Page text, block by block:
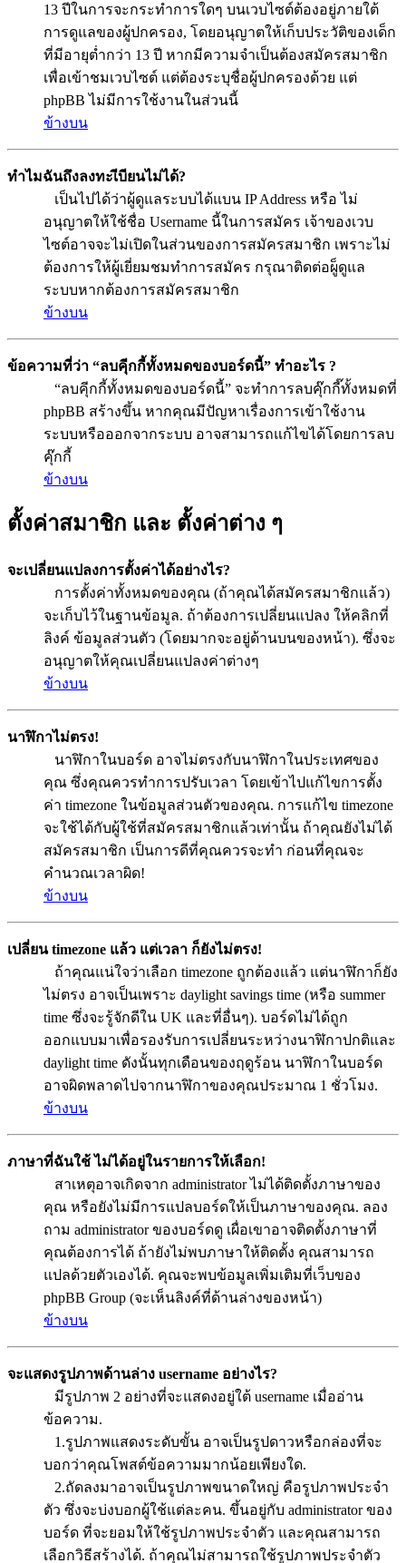
13 ปีในการจะกระทำการใดๆ บนเวบไซต์ต้องอยู่ภายใต้
การดูแลของผู้ปกครอง, โดยอนุญาตให้เก็บประวัติของเด็ก
ที่มีอายุต่ำกว่า 13 ปี หากมีความจำเป็นต้องสมัครสมาชิก
เพื่อเข้าชมเวบไซต์ แต่ต้องระบุชื่อผู้ปกครองด้วย แต่
phpBB ไม่มีการใช้งานในส่วนนี้
ข้างบน
ทำไมฉันถึงลงทะเีบียนไม่ได้?
เป็นไปได้ว่าผู้ดูแลระบบได้แบน IP Address หรือ ไม่
อนุญาตให้ใช้ชื่อ Username นี้ในการสมัคร เจ้าของเวบ
ไซต์อาจจะไม่เปิดในส่วนของการสมัครสมาชิก เพราะไม่
ต้องการให้ผู้เยี่ยมชมทำการสมัคร กรุณาติดต่อผู็ดูแล
ระบบหากต้องการสมัครสมาชิก
ข้างบน
ข้อความที่ว่า “ลบคุีกกี้ทั้งหมดของบอร์ดนี้” ทำอะไร ?
“ลบคุีกกี้ทั้งหมดของบอร์ดนี้” จะทำการลบคุ๊กกี๊ทั้งหมดที่
phpBB สร้างขึ้น หากคุณมีปัญหาเรื่องการเข้าใช้งาน
ระบบหรือออกจากระบบ อาจสามารถแก้ไขได้โดยการลบ
คุ๊กกี้
ข้างบน
ตั้งค่าสมาชิก และ ตั้งค่าต่าง ๆ
จะเปลี่ยนแปลงการตั้งค่าได้อย่างไร?
การตั้งค่าทั้งหมดของคุณ (ถ้าคุณได้สมัครสมาชิกแล้ว)
จะเก็บไว้ในฐานข้อมูล. ถ้าต้องการเปลี่ยนแปลง ให้คลิกที่
ลิงค์ ข้อมูลส่วนตัว (โดยมากจะอยู่ด้านบนของหน้า). ซึ่งจะ
อนุญาตให้คุณเปลี่ยนแปลงค่าต่างๆ
ข้างบน
นาฬิกาไม่ตรง!
นาฬิกาในบอร์ด อาจไม่ตรงกับนาฬิกาในประเทศของ
คุณ ซึ่งคุณควรทำการปรับเวลา โดยเข้าไปแก้ไขการตั้ง
ค่า timezone ในข้อมูลส่วนตัวของคุณ. การแก้ไข timezone
จะใช้ได้กับผู้ใช้ที่สมัครสมาชิกแล้วเท่านั้น ถ้าคุณยังไม่ได้
สมัครสมาชิก เป็นการดีที่คุณควรจะทำ ก่อนที่คุณจะ
คำนวณเวลาผิด!
ข้างบน
เปลี่ยน timezone แล้ว แต่เวลา ก็ยังไม่ตรง!
ถ้าคุณแน่ใจว่าเลือก timezone ถูกต้องแล้ว แต่นาฬิกาก็ยัง
ไม่ตรง อาจเป็นเพราะ daylight savings time (หรือ summer
time ซึ่งจะรู้จักดีใน UK และที่อื่นๆ). บอร์ดไม่ได้ถูก
ออกแบบมาเพื่อรองรับการเปลี่ยนระหว่างนาฬิกาปกติและ
daylight time ดังนั้นทุกเดือนของฤดูร้อน นาฬิกาในบอร์ด
อาจผิดพลาดไปจากนาฬิกาของคุณประมาณ 1 ชั่วโมง.
ข้างบน
ภาษาที่ฉันใช้ ไม่ได้อยู่ในรายการให้เลือก!
สาเหตุอาจเกิดจาก administrator ไม่ได้ติดตั้งภาษาของ
คุณ หรือยังไม่มีการแปลบอร์ดให้เป็นภาษาของคุณ. ลอง
ถาม administrator ของบอร์ดดู เผื่อเขาอาจติดตั้งภาษาที่
คุณต้องการได้ ถ้ายังไม่พบภาษาให้ติดตั้ง คุณสามารถ
แปลด้วยตัวเองได้. คุณจะพบข้อมูลเพิ่มเติมที่เว็บของ
phpBB Group (จะเห็นลิงค์ที่ด้านล่างของหน้า)
ข้างบน
จะแสดงรูปภาพด้านล่าง username อย่างไร?
มีรูปภาพ 2 อย่างที่จะแสดงอยู่ใต้ username เมื่ออ่าน
ข้อความ.
1.รูปภาพแสดงระดับขั้น อาจเป็นรูปดาวหรือกล่องที่จะ
บอกว่าคุณโพสต์ข้อความมากน้อยเพียงใด.
2.ถัดลงมาอาจเป็นรูปภาพขนาดใหญ่ คือรูปภาพประจำ
ตัว ซึ่งจะบ่งบอกผู้ใช้แต่ละคน. ขึ้นอยู่กับ administrator ของ
บอร์ด ที่จะยอมให้ใช้รูปภาพประจำตัว และคุณสามารถ
เลือกวิธีสร้างได้. ถ้าคุณไม่สามารถใช้รูปภาพประจำตัว